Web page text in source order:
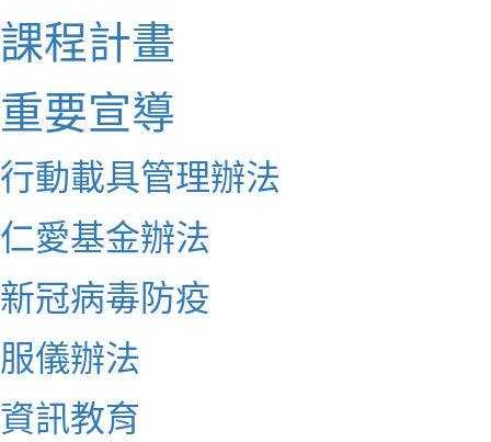
課程計畫
重要宣導
行動載具管理辦法
仁愛基金辦法
新冠病毒防疫
服儀辦法
資訊教育